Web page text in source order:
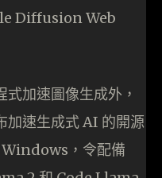
Diffusion Web
加速圖像生成外，
速生成式 AI 的開源
，令配備